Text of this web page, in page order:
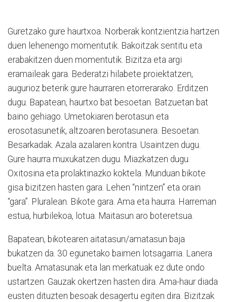
Guretzako gure haurtxoa. Norberak kontzientzia hartzen
duen lehenengo momentutik. Bakoitzak sentitu eta
erabakitzen duen momentutik. Bizitza eta argi
eramaileak gara. Bederatzi hilabete proiektatzen,
augurioz beterik gure haurraren etorrerarako. Erditzen
dugu. Bapatean, haurtxo bat besoetan. Batzuetan bat
baino gehiago. Umetokiaren berotasun eta
erosotasunetik, altzoaren berotasunera. Besoetan.
Besarkadak. Azala azalaren kontra. Usaintzen dugu.
Gure haurra muxukatzen dugu. Miazkatzen dugu.
Oxitosina eta prolaktinazko koktela. Munduan bikote
gisa bizitzen hasten gara. Lehen “nintzen” eta orain
“gara”. Pluralean. Bikote gara. Ama eta haurra. Harreman
estua, hurbilekoa, lotua. Maitasun aro boteretsua.
Bapatean, bikotearen aitatasun/amatasun baja
bukatzen da. 30 egunetako baimen lotsagarria. Lanera
buelta. Amatasunak eta lan merkatuak ez dute ondo
ustartzen. Gauzak okertzen hasten dira. Ama-haur diada
eusten dituzten besoak desagertu egiten dira. Bizitzak